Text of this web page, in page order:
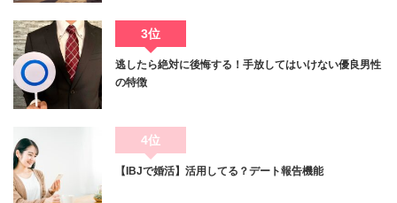
3位
逃したら絶対に後悔する！手放してはいけない優良男性
の特徴
4位
【IBJで婚活】活用してる？デート報告機能